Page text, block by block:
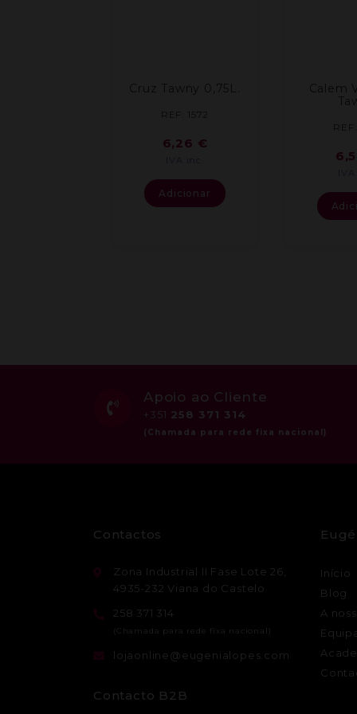
Cruz Tawny 0,75L.
REF: 1572
6,26 €
Adicionar
Calem
Apoio ao Cliente
+351 258 371 314
Contactos
Zona Industrial II Fase Lote 26,
4935-232 Viana do Castelo
258 371 314
lojaonline@eugenialopes.com
Contacto B2B
Início
Blog
A